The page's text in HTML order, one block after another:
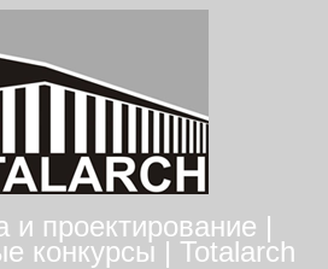
и проектирование |
конкурсы | Totalarch